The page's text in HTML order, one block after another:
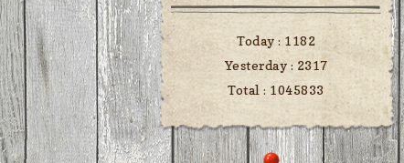
Today : 1182
Yesterday : 2317
Total : 1045833